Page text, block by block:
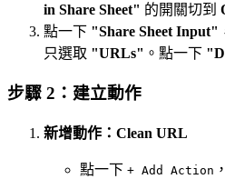
in Share Sheet" 的開關切到
點一下 "Share Sheet Input"
只選取 "URLs" 。點一下
步驟 2：建立動作
新增動作：Clean URL
點一下 + Add Action